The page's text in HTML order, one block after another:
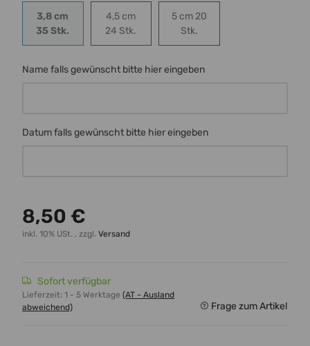
3,8 cm
35 Stk. 3,8 cm 35 Stk.
4,5 cm
24 Stk. 4,5 cm 24 Stk.
5 cm 20
Stk.5 cm 20 Stk.
Name falls gewünscht bitte hier eingeben
Datum falls gewünscht bitte hier eingeben
8,50 €
inkl. 10% USt. , zzgl. Versand
Sofort verfügbar
Lieferzeit: 1 - 5 Werktage (AT - Ausland
abweichend)
Frage zum Artikel